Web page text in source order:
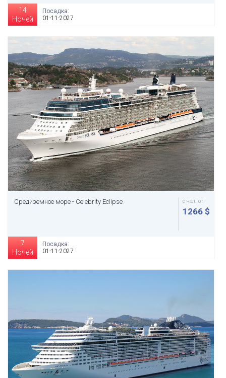
14
Ночей
Посадка:
01-11-2027
Средиземное море - Celebrity Eclipse с чел. от
1266 $
7
Ночей
Посадка:
01-11-2027